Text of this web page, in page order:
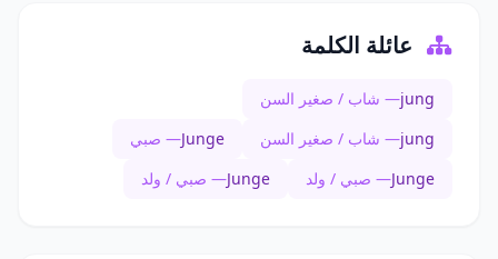
عائلة الكلمة
jung— شاب / صغير السن
jung— شاب / صغير السن Junge— صبي
Junge— صبي / ولد Junge— صبي / ولد